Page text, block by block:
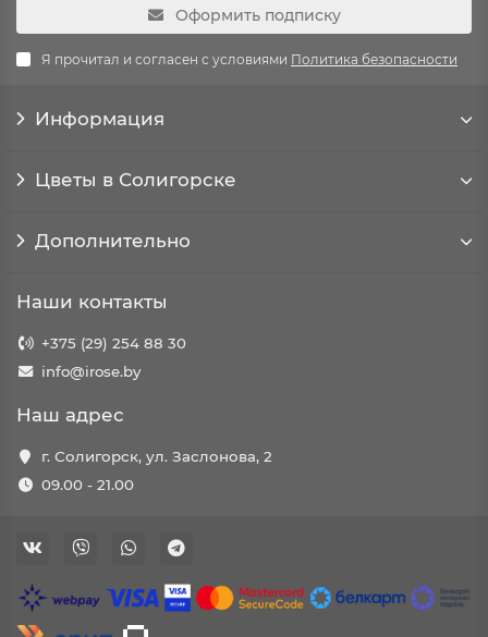
Оформить подписку
Я прочитал и согласен с условиями Политика безопасности
Информация
Цветы в Солигорске
Дополнительно
Наши контакты
+375 (29) 254 88 30
info@irose.by
Наш адрес
г. Солигорск, ул. Заслонова, 2
09.00 - 21.00